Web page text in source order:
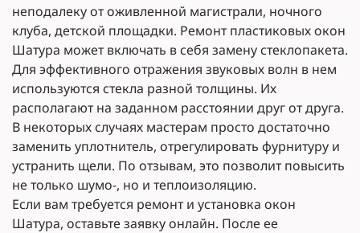
неподалеку от оживленной магистрали, ночного
клуба, детской площадки. Ремонт пластиковых окон
Шатура может включать в себя замену стеклопакета.
Для эффективного отражения звуковых волн в нем
используются стекла разной толщины. Их
располагают на заданном расстоянии друг от друга.
В некоторых случаях мастерам просто достаточно
заменить уплотнитель, отрегулировать фурнитуру и
устранить щели. По отзывам, это позволит повысить
не только шумо-, но и теплоизоляцию.
Если вам требуется ремонт и установка окон
Шатура, оставьте заявку онлайн. После ее